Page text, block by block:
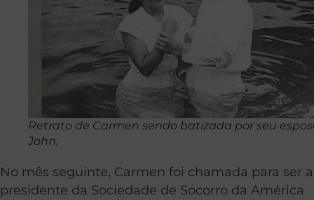
Retrato de Carmen sendo batizada por seu
John.
No mês seguinte, Carmen foi chamada para ser a
presidente da Sociedade de Socorro da América